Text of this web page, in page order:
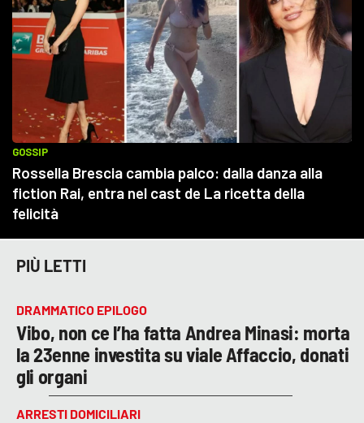
PIÙ LETTI
DRAMMATICO EPILOGO
Vibo, non ce l’ha fatta Andrea Minasi: morta
la 23enne investita su viale Affaccio, donati
gli organi
ARRESTI DOMICILIARI